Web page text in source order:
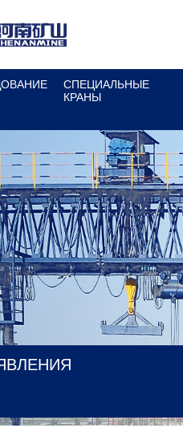
СПЕЦИАЛЬНЫЕ
КРАНЫ